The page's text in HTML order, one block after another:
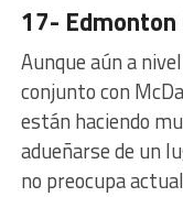
17- Edmonton
Aunque aún a
conjunto con
están haciendo
adueñarse de un
no preocupa